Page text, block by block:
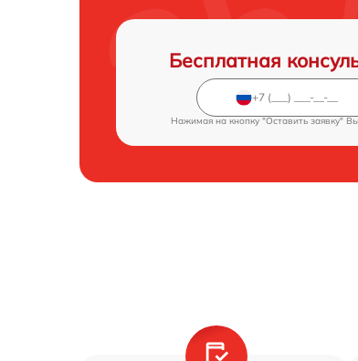
Бесплатная
Нажимая на кнопку "Оставить заявку"